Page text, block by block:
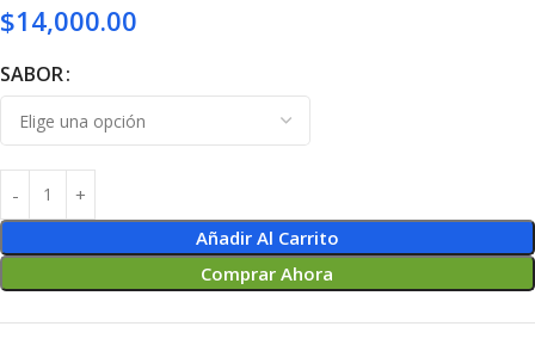
$14,000.00
SABOR
Añadir Al Carrito
Comprar Ahora